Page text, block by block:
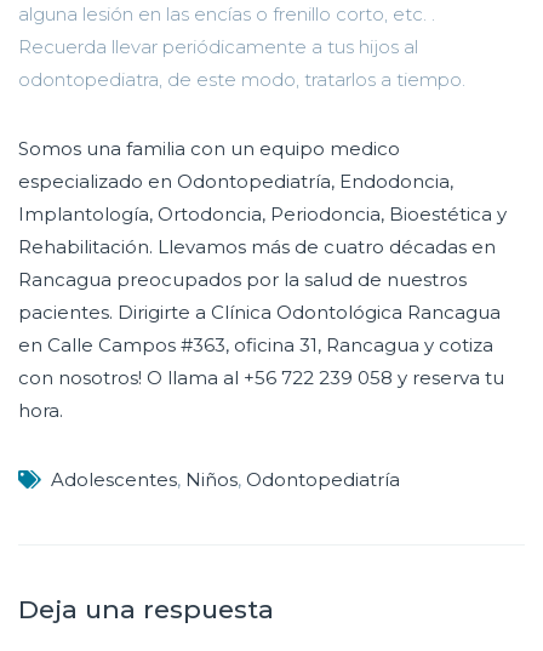
alguna lesión en las encías o frenillo corto, etc. .
Recuerda llevar periódicamente a tus hijos al
odontopediatra, de este modo, tratarlos a tiempo.
Somos una familia con un equipo medico
especializado en Odontopediatría, Endodoncia,
Implantología, Ortodoncia, Periodoncia, Bioestética y
Rehabilitación. Llevamos más de cuatro décadas en
Rancagua preocupados por la salud de nuestros
pacientes. Dirigirte a Clínica Odontológica Rancagua
en Calle Campos #363, oficina 31, Rancagua y cotiza
con nosotros! O llama al +56 722 239 058 y reserva tu
hora.
Adolescentes, Niños, Odontopediatría
Deja una respuesta